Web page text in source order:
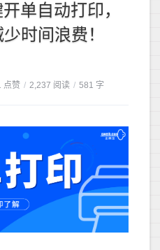
单自动打印，
时间浪费！
点赞 / 2,237 阅读 / 581 字